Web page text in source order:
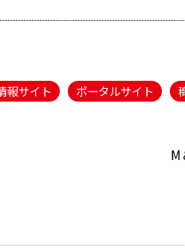
報サイト ポータルサイト